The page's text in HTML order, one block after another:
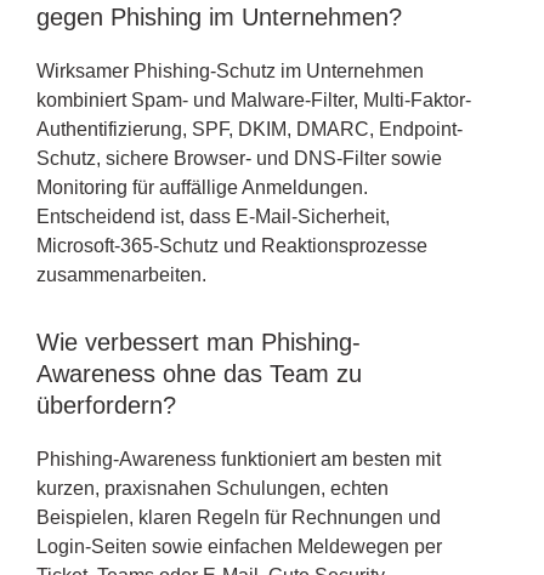
gegen Phishing im Unternehmen?
Wirksamer Phishing-Schutz im Unternehmen
kombiniert Spam- und Malware-Filter, Multi-Faktor-
Authentifizierung, SPF, DKIM, DMARC, Endpoint-
Schutz, sichere Browser- und DNS-Filter sowie
Monitoring für auffällige Anmeldungen.
Entscheidend ist, dass E-Mail-Sicherheit,
Microsoft-365-Schutz und Reaktionsprozesse
zusammenarbeiten.
Wie verbessert man Phishing-
Awareness ohne das Team zu
überfordern?
Phishing-Awareness funktioniert am besten mit
kurzen, praxisnahen Schulungen, echten
Beispielen, klaren Regeln für Rechnungen und
Login-Seiten sowie einfachen Meldewegen per